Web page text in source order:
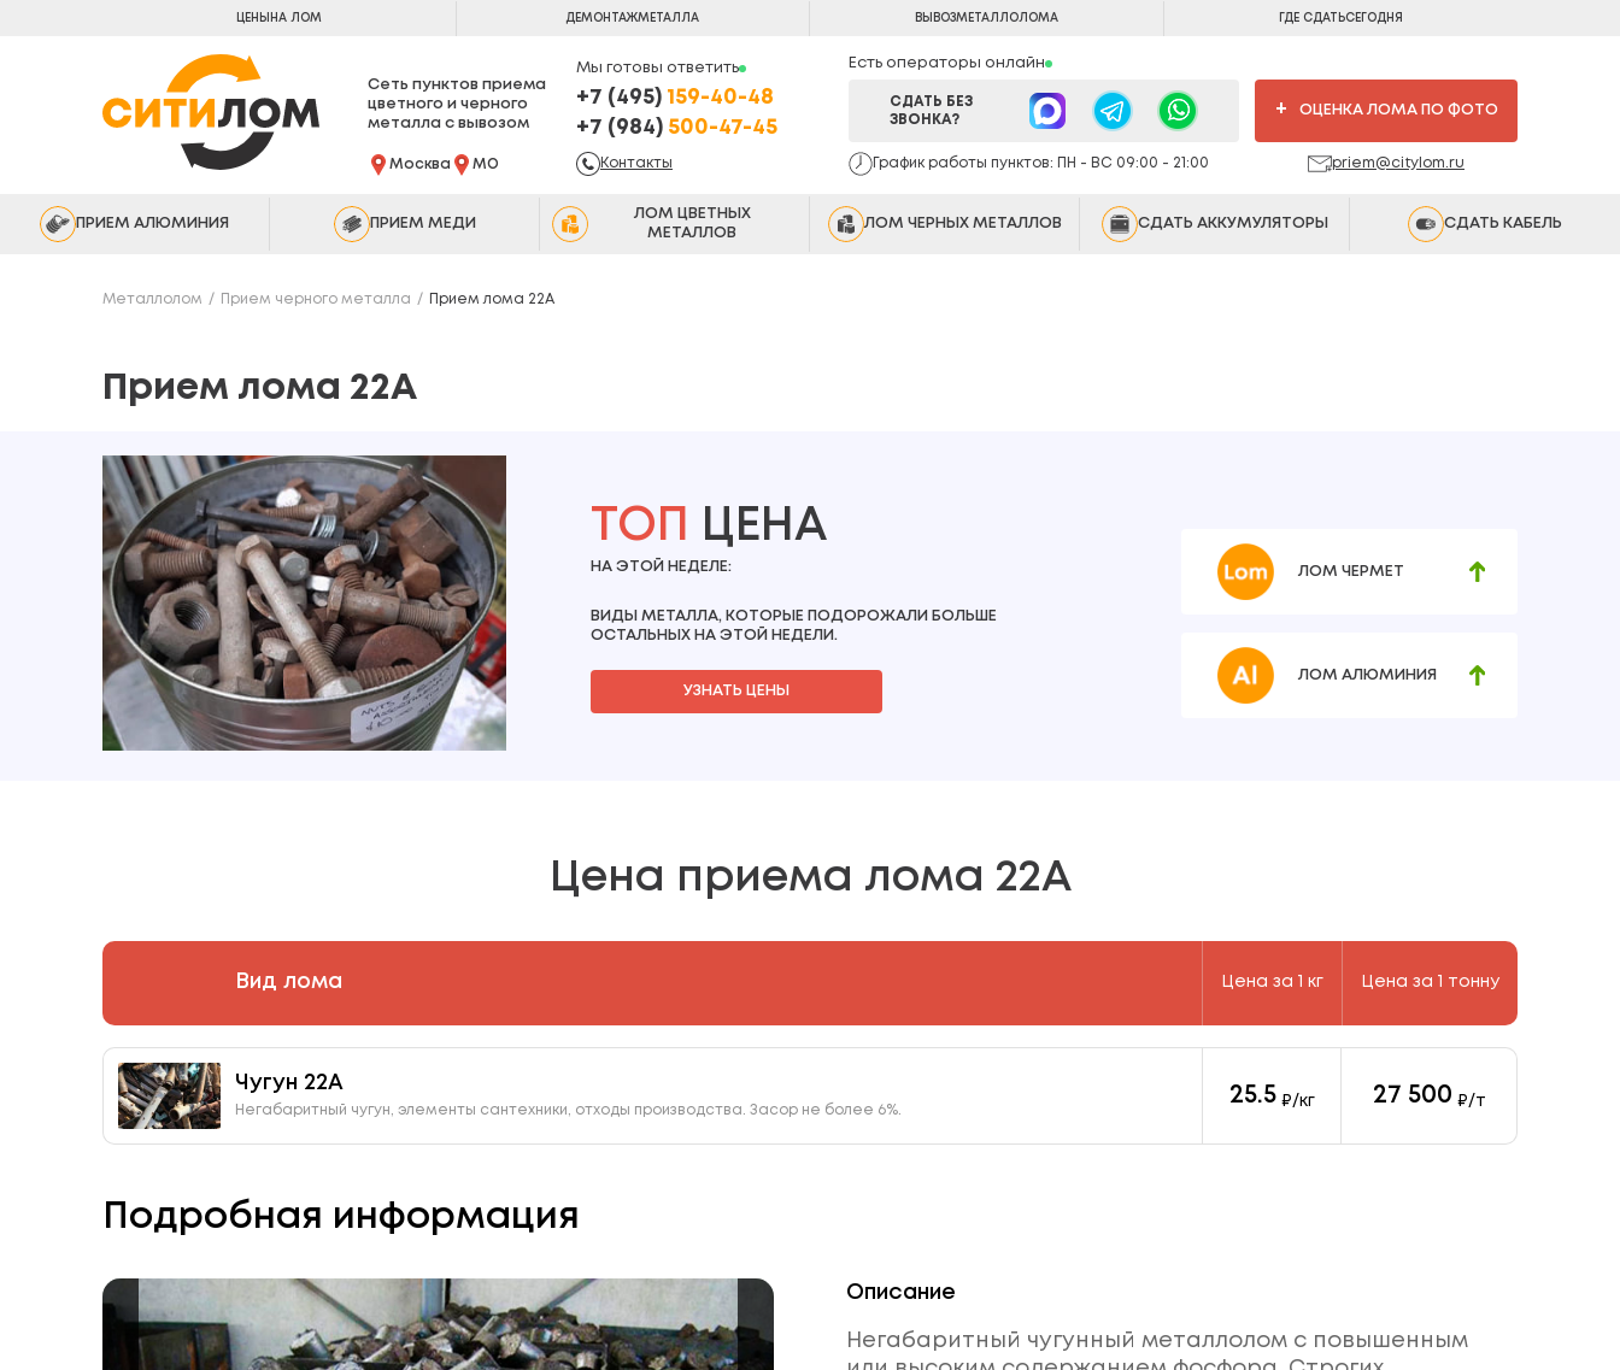
ЦЕНЫ НА ЛОМ ДЕМОНТАЖМЕТАЛЛА ВЫВОЗМЕТАЛЛОЛОМА ГДЕ СДАТЬСЕГОДНЯ
Сеть пунктов приема
цветного и черного
металла с вывозом
Москва МО
Мы готовы ответить
+7 (495) 159-40-48
+7 (984) 500-47-45
Контакты
Есть операторы онлайн
СДАТЬ БЕЗ
ЗВОНКА?
График работы пунктов: ПН - ВС 09:00 - 21:00
+ ОЦЕНКА ЛОМА ПО ФОТО
priem@citylom.ru
ПРИЕМ АЛЮМИНИЯ ПРИЕМ МЕДИ
ЛОМ ЦВЕТНЫХ
МЕТАЛЛОВ
ЛОМ ЧЕРНЫХ МЕТАЛЛОВ СДАТЬ АККУМУЛЯТОРЫ СДАТЬ КАБЕЛЬ
Металлолом Прием черного металла Прием лома 22А
Прием лома 22А
ТОП ЦЕНА
НА ЭТОЙ НЕДЕЛЕ:
ВИДЫ МЕТАЛЛА, КОТОРЫЕ ПОДОРОЖАЛИ БОЛЬШЕ
ОСТАЛЬНЫХ НА ЭТОЙ НЕДЕЛИ.
УЗНАТЬ ЦЕНЫ
ЛОМ ЧЕРМЕТ
ЛОМ АЛЮМИНИЯ
Цена приема лома 22А
Вид лома Цена за 1 кг Цена за 1 тонну
Чугун 22А
Негабаритный чугун, элементы сантехники, отходы производства. Засор не более 6%.
25.5 ₽/кг 27 500 ₽/т
Подробная информация
Описание
Негабаритный чугунный металлолом с повышенным